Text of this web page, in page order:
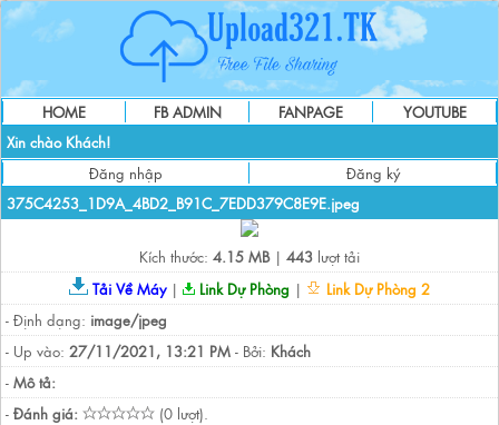
HOME FB ADMIN FANPAGE
YOUTUBE
Xin chào Khách!
Đăng nhập
Đăng ký
375C4253_1D9A_4BD2_B91C_7EDD379C8E9E.jpeg
Kích thước: 4.15 MB| 443 lượt tải
Tải Về Máy| Link Dự Phòng |
Link Dự Phòng 2
- Định dạng: image/jpeg
- Up vào: 27/11/2021, 13:21 PM - Bởi: Khách
- Mô tả:
- Đánh giá:
(0 lượt).